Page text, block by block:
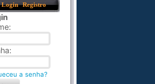
Login Registro
:
:
a senha?